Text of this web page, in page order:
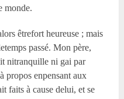
monde.
êtrefort heureuse ; mais
passé. Mon père,
nitranquille ni gai par
propos enpensant aux
faits à cause delui, et se